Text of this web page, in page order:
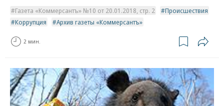
Газета «Коммерсантъ» №10 от 20.01.2018, стр. 2
Происшествия
Коррупция
Архив газеты «Коммерсантъ»
2 мин.